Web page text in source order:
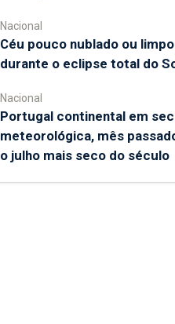
Nacional
Céu pouco nublado ou limpo
durante o eclipse total do
Nacional
Portugal continental em
meteorológica, mês
o julho mais seco do século